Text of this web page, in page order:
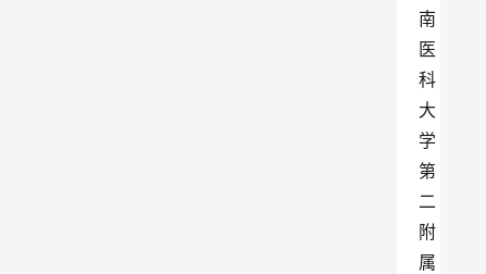
南
医
科
大
学
第
二
附
属